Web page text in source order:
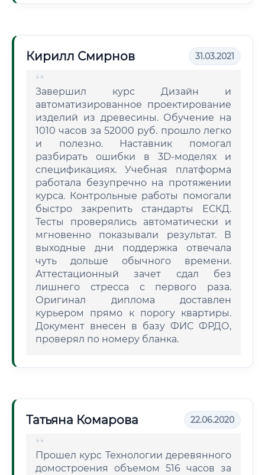
Кирилл Смирнов 31.03.2021
Завершил курс Дизайн и
автоматизированное проектирование
изделий из древесины. Обучение на
1010 часов за 52000 руб. прошло легко
и полезно. Наставник помогал
разбирать ошибки в 3D-моделях и
спецификациях. Учебная платформа
работала безупречно на протяжении
курса. Контрольные работы помогали
быстро закрепить стандарты ЕСКД.
Тесты проверялись автоматически и
мгновенно показывали результат. В
выходные дни поддержка отвечала
чуть дольше обычного времени.
Аттестационный зачет сдал без
лишнего стресса с первого раза.
Оригинал диплома доставлен
курьером прямо к порогу квартиры.
Документ внесен в базу ФИС ФРДО,
проверял по номеру бланка.
Татьяна Комарова 22.06.2020
Прошел курс Технологии деревянного
домостроения объемом 516 часов за